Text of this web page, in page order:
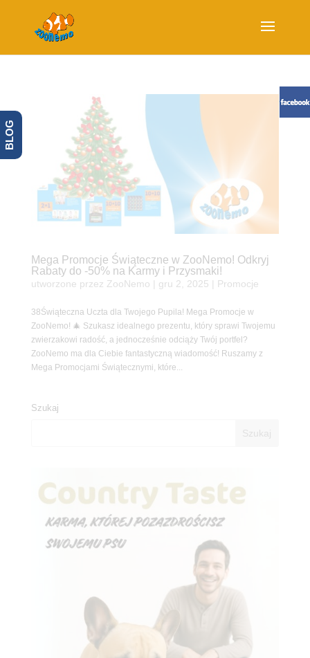
Mega Promocje Świąteczne w ZooNemo! Odkryj
Rabaty do -50% na Karmy i Przysmaki!
utworzone przez ZooNemo gru 2, 2025 Promocje
38Świąteczna Uczta dla Twojego Pupila! Mega Promocje w
ZooNemo! 🎄 Szukasz idealnego prezentu, który sprawi Twojemu
zwierzakowi radość, a jednocześnie odciąży Twój portfel?
ZooNemo ma dla Ciebie fantastyczną wiadomość! Ruszamy z
Mega Promocjami Świątecznymi, które...
Szukaj
BLOG